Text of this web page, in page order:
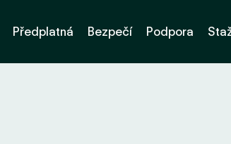
Předplatná Bezpečí Podpora